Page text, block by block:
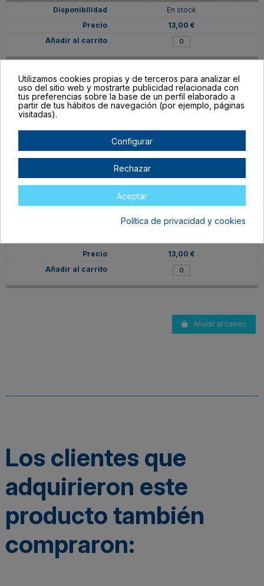
En stock
13,00 €
VIN-PPI-BLA
GL Blanco
VIN-PPI-PLA
GL Plata
13,00 €
Añadir al carrito
Los clientes que
adquirieron este
producto también
compraron:
Utilizamos cookies propias y de terceros para analizar el
uso del sitio web y mostrarte publicidad relacionada con
tus preferencias sobre la base de un perfil elaborado a
partir de tus hábitos de navegación (por ejemplo, páginas
visitadas).
Configurar
Rechazar
Aceptar
Política de privacidad y cookies